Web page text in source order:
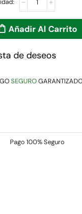
Añadir Al Carrito
de deseos
SEGURO
Pago 100% Seguro